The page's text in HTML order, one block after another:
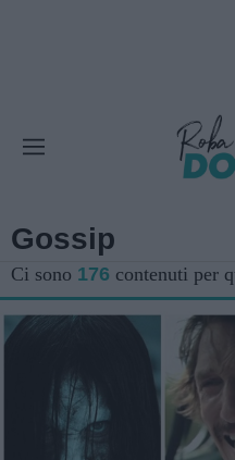
Gossip
Ci sono 176 contenuti per